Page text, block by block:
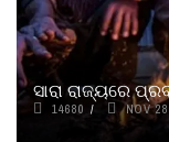
ସାରା ରାଜ୍ୟରେ
14680 NOV